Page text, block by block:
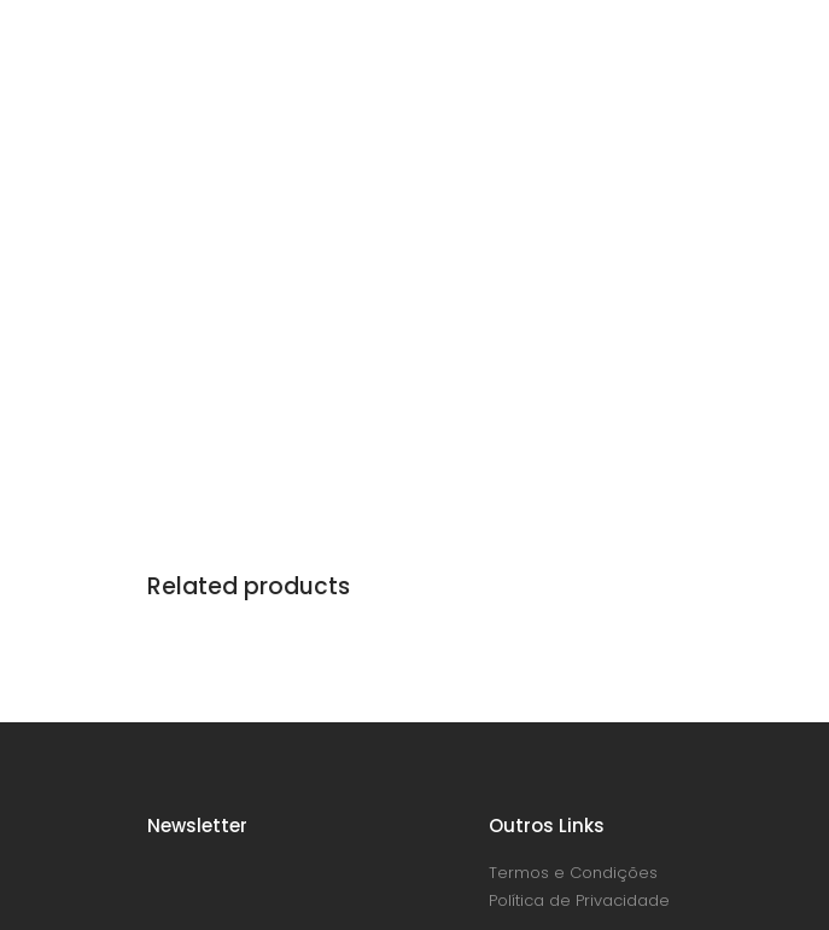
Related products
Newsletter Outros Links
Termos e Condições
Política de Privacidade